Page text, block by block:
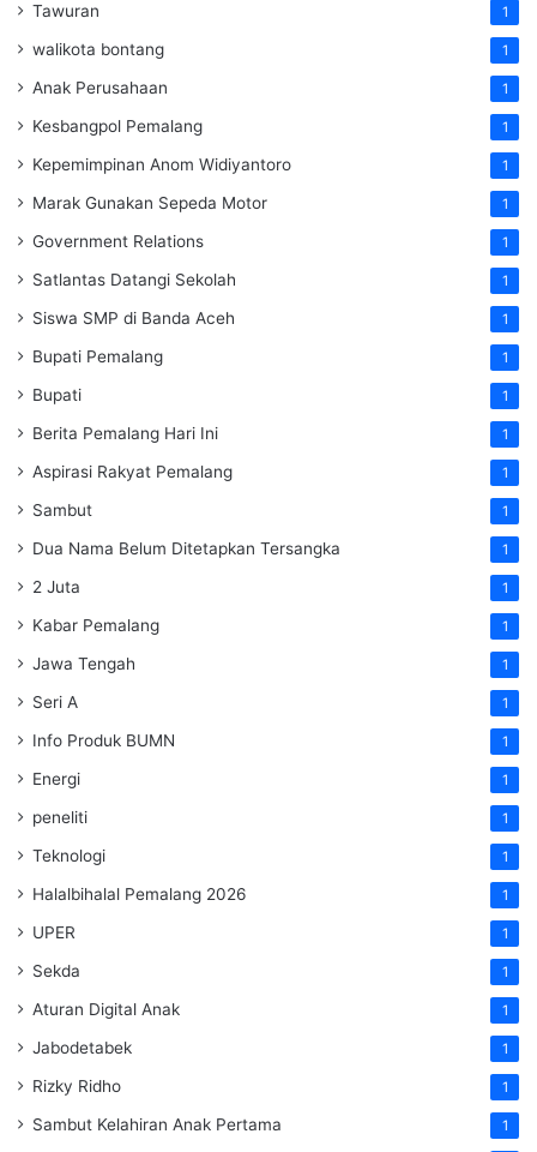
Tawuran 1
walikota bontang 1
Anak Perusahaan 1
Kesbangpol Pemalang 1
Kepemimpinan Anom Widiyantoro 1
Marak Gunakan Sepeda Motor 1
Government Relations 1
Satlantas Datangi Sekolah 1
Siswa SMP di Banda Aceh 1
Bupati Pemalang 1
Bupati 1
Berita Pemalang Hari Ini 1
Aspirasi Rakyat Pemalang 1
Sambut 1
Dua Nama Belum Ditetapkan Tersangka 1
2 Juta 1
Kabar Pemalang 1
Jawa Tengah 1
Seri A 1
Info Produk BUMN 1
Energi 1
peneliti 1
Teknologi 1
Halalbihalal Pemalang 2026 1
UPER 1
Sekda 1
Aturan Digital Anak 1
Jabodetabek 1
Rizky Ridho 1
Sambut Kelahiran Anak Pertama 1